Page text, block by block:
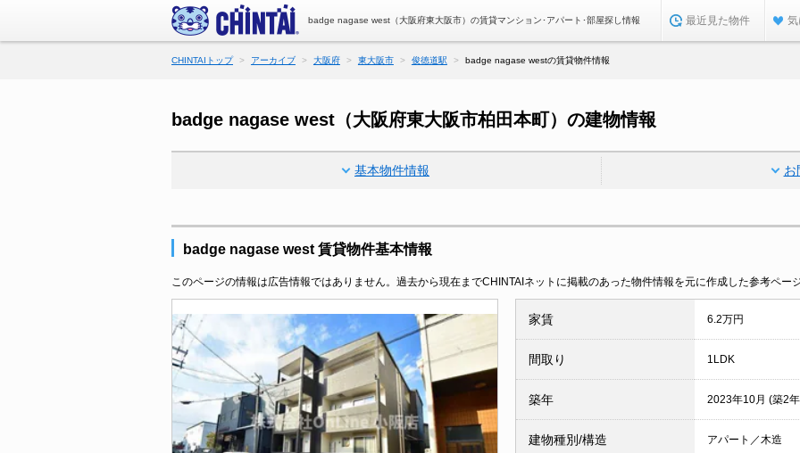
badge nagase west（大阪府東大阪市）の賃貸マンション･アパート･部屋探し情報 最近見た物件 気
CHINTAIトップ アーカイブ 大阪府 東大阪市 俊徳道駅 badge nagase westの賃貸物件情報
badge nagase west（大阪府東大阪市柏田本町）の建物情報
基本物件情報 お
badge nagase west 賃貸物件基本情報
このページの情報は広告情報ではありません。過去から現在までCHINTAIネットに掲載のあった物件情報を元に作成した参考ページ
家賃 6.2万円
間取り 1LDK
築年 2023年10月 (築2
建物種別/構造 アパート／木造